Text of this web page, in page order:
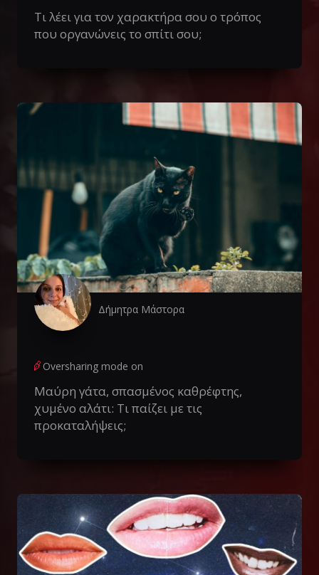
Τι λέει για τον χαρακτήρα σου ο τρόπος
που οργανώνεις το σπίτι σου;
Δήμητρα Μάστορα
Oversharing mode on
Μαύρη γάτα, σπασμένος καθρέφτης,
χυμένο αλάτι: Τι παίζει με τις
προκαταλήψεις;